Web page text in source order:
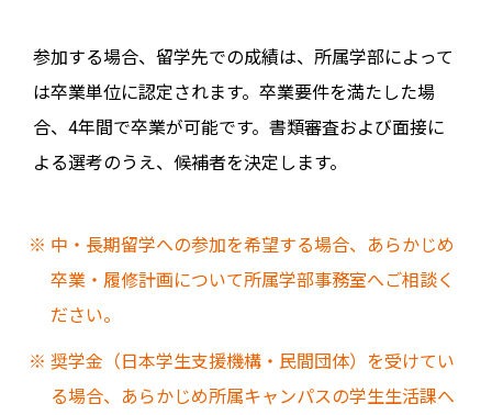
参加する場合、留学先での成績は、所属学部によって
は卒業単位に認定されます。卒業要件を満たした場
合、4年間で卒業が可能です。書類審査および面接に
よる選考のうえ、候補者を決定します。
中・長期留学への参加を希望する場合、あらかじめ
卒業・履修計画について所属学部事務室へご相談く
ださい。
奨学金（日本学生支援機構・民間団体）を受けてい
る場合、あらかじめ所属キャンパスの学生生活課へ